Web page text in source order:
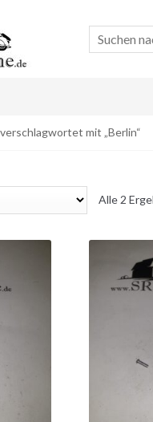
mit „Berlin“
Alle 2